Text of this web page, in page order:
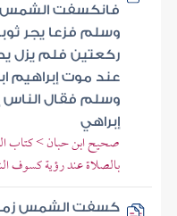
فانكسفت الشمس
وسلم فزعا يجر
ركعتين فلم يزل
عند موت إبراهيم
وسلم فقال
إبراهي
صحيح ابن حبان > كتاب
بالصلاة عند رؤية كسوف
كسفت الشمس زمن